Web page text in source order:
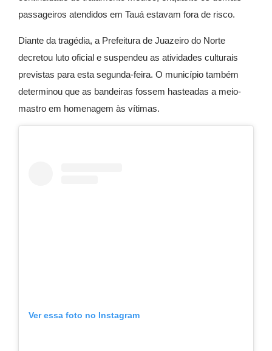
passageiros atendidos em Tauá estavam fora de risco.
Diante da tragédia, a Prefeitura de Juazeiro do Norte
decretou luto oficial e suspendeu as atividades culturais
previstas para esta segunda-feira. O município também
determinou que as bandeiras fossem hasteadas a meio-
mastro em homenagem às vítimas.
Ver essa foto no Instagram